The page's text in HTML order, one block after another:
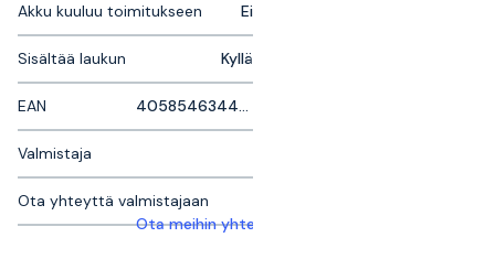
Akku kuuluu toimitukseen Ei
Sisältää laukun Kyllä
EAN 4058546344702
Valmistaja
Ota yhteyttä valmistajaan
Ota meihin yhteyttä saadaksesi lisätietoja